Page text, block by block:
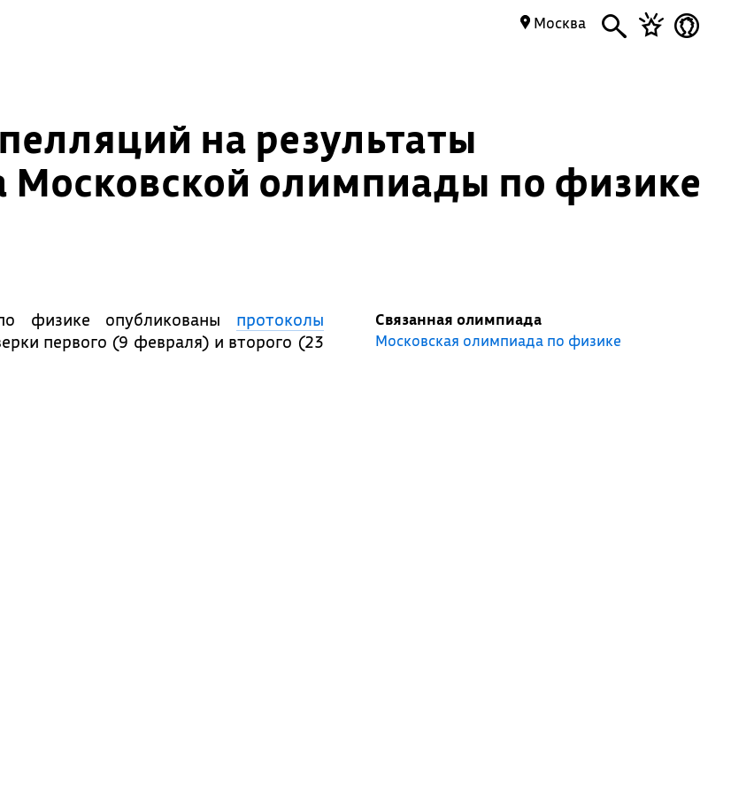
Москва
на результаты
Московской олимпиады по физике
физике опубликованы протоколы
первого (9 февраля) и второго (23
Связанная олимпиада
Московская олимпиада по физике